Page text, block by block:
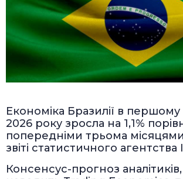
Економіка Бразилії в першому
2026 року зросла на 1,1%
попередніми трьома
звіті статистичного агентства
Консенсус-прогноз